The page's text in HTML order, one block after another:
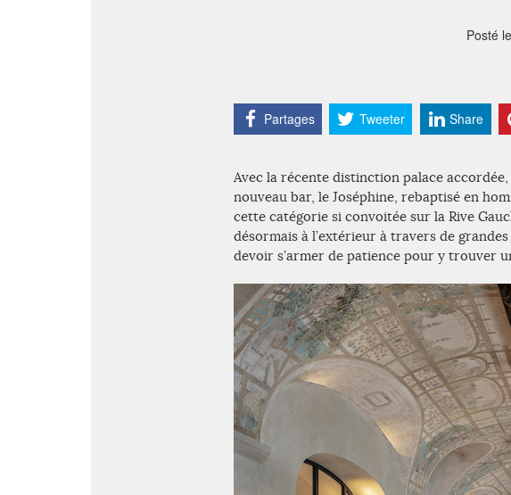
Posté le
Partages Tweeter Share
Avec la récente distinction palace accordée,
nouveau bar, le Joséphine, rebaptisé en
cette catégorie si convoitée sur la Rive
désormais à l’extérieur à travers de
devoir s’armer de patience pour y trouver